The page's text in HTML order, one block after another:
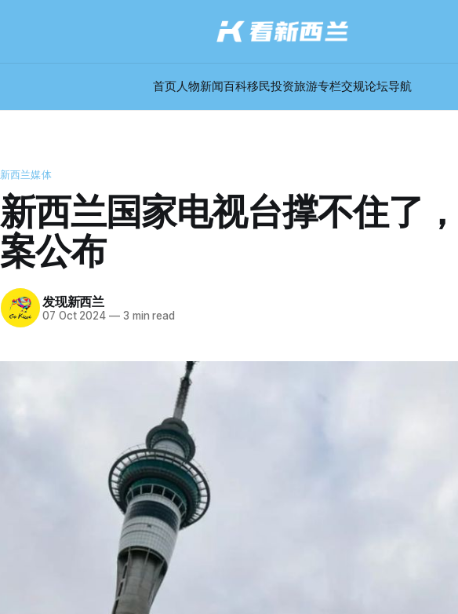
首页人物新闻百科移民投资旅游专栏交规论坛导航
新西兰媒体
新西兰国家电视台撑不住了
案公布
发现新西兰
07 Oct 2024 —3 min read